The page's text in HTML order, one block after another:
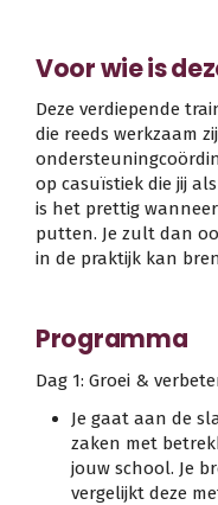
Voor wie is
Deze verdiepende
die reeds werkzaam
op casuïstiek die jij
is het prettig
putten. Je zult dan
in de praktijk kan
Programma
Dag 1: Groei &
Je gaat aan de
zaken met
jouw school. Je
vergelijkt deze